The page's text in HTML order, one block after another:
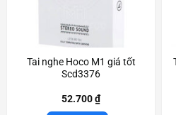
Tai nghe Hoco M1 giá tốt
Scd3376
52.700₫